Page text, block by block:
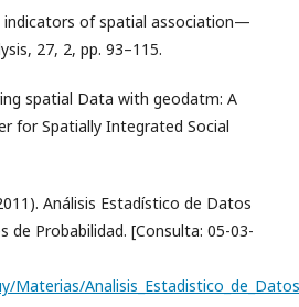
indicators of spatial association—
27, 2, pp. 93–115.
spatial Data with geodatm: A
for Spatially Integrated Social
Análisis Estadístico de Datos
de Probabilidad. [Consulta: 05-03-
Materias/